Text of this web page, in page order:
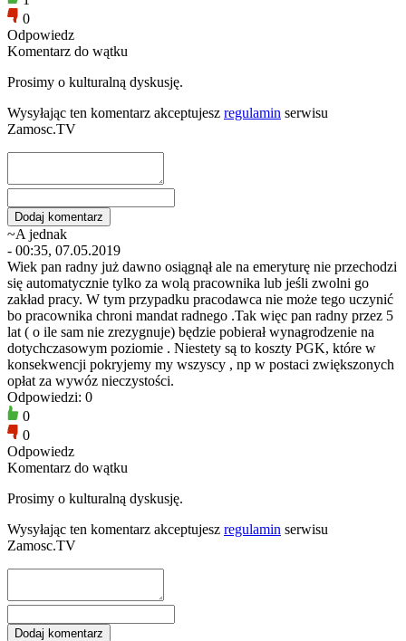
0
Odpowiedz
Komentarz do wątku
Prosimy o kulturalną dyskusję.
Wysyłając ten komentarz akceptujesz regulamin serwisu
Zamosc.TV
~A jednak
- 00:35, 07.05.2019
Wiek pan radny już dawno osiągnął ale na emeryturę nie przechodzi
się automatycznie tylko za wolą pracownika lub jeśli zwolni go
zakład pracy. W tym przypadku pracodawca nie może tego uczynić
bo pracownika chroni mandat radnego .Tak więc pan radny przez 5
lat ( o ile sam nie zrezygnuje) będzie pobierał wynagrodzenie na
dotychczasowym poziomie . Niestety są to koszty PGK, które w
konsekwencji pokryjemy my wszyscy , np w postaci zwiększonych
opłat za wywóz nieczystości.
Odpowiedzi: 0
0
0
Odpowiedz
Komentarz do wątku
Prosimy o kulturalną dyskusję.
Wysyłając ten komentarz akceptujesz regulamin serwisu
Zamosc.TV